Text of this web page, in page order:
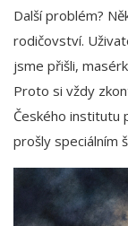
Další problém?
rodičovství.
jsme přišli,
Proto si vždy
Českého institutu
prošly speciálním